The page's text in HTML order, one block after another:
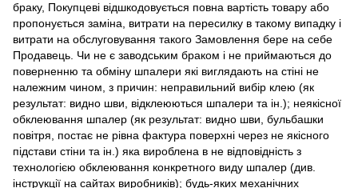
браку, Покупцеві відшкодовується повна вартість товару або
пропонується заміна, витрати на пересилку в такому випадку і
витрати на обслуговування такого Замовлення бере на себе
Продавець. Чи не є заводським браком і не приймаються до
поверненню та обміну шпалери які виглядають на стіні не
належним чином, з причин: неправильний вибір клею (як
результат: видно шви, відклеюються шпалери та ін.); неякісної
обклеювання шпалер (як результат: видно шви, бульбашки
повітря, постає не рівна фактура поверхні через не якісного
підстави стіни та ін.) яка вироблена в не відповідність з
технологією обклеювання конкретного виду шпалер (див.
інструкції на сайтах виробників); будь-яких механічних